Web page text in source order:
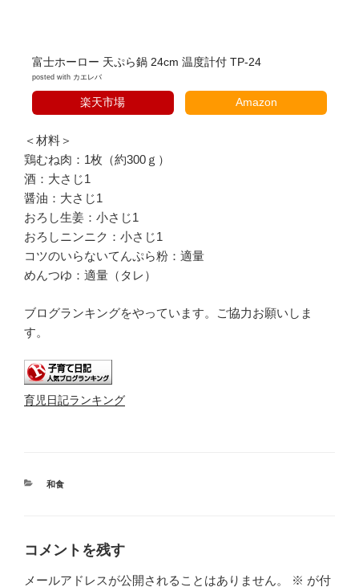
富士ホーロー 天ぷら鍋 24cm 温度計付 TP-24
posted with カエレバ
楽天市場 Amazon
＜材料＞
鶏むね肉：1枚（約300ｇ）
酒：大さじ1
醤油：大さじ1
おろし生姜：小さじ1
おろしニンニク：小さじ1
コツのいらないてんぷら粉：適量
めんつゆ：適量（タレ）
ブログランキングをやっています。ご協力お願いしま
す。
育児日記ランキング
カ
和食
コメントを残す
メールアドレスが公開されることはありません。 ※ が付